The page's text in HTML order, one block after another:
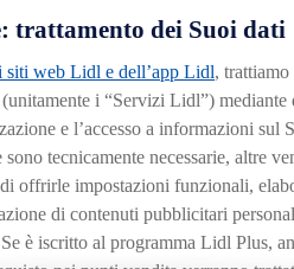
i 1.000 Punti Vendita.
e carriera:
garantite da
Management, attraverso il
le performance
acquisite e il potenziale di
trattamento dei Suoi dati
siti web Lidl e dell’app Lidl,
i “Servizi Lidl”) mediante
e l’accesso a informazioni sul
tecnicamente necessarie, altre
offrirle impostazioni funzionali,
di contenuti pubblicitari
è iscritto al programma Lidl Plus,